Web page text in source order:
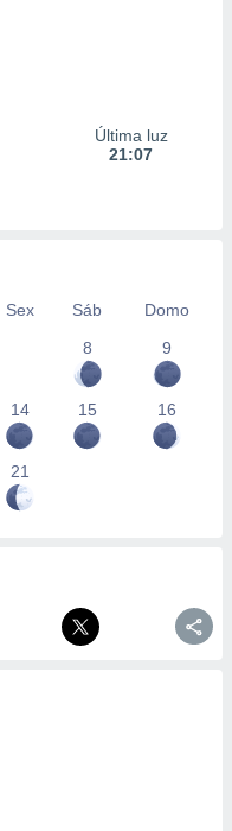
Última luz
21:07
Sex Sáb
Domo
8
9
14 15 16
21